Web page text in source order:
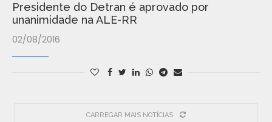
Presidente do Detran é aprovado por
unanimidade na ALE-RR
02/08/2016
CARREGAR MAIS NOTÍCIAS